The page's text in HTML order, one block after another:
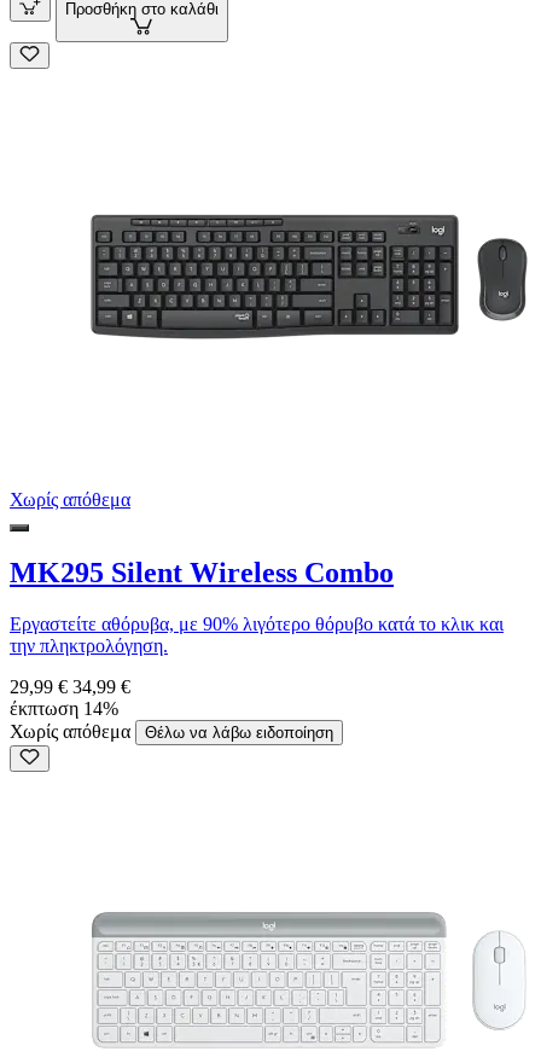
Προσθήκη στο καλάθι
Χωρίς απόθεμα
MK295 Silent Wireless Combo
Εργαστείτε αθόρυβα, με 90% λιγότερο θόρυβο κατά το κλικ και
την πληκτρολόγηση.
29,99 € 34,99 €
έκπτωση 14%
Χωρίς απόθεμα
Θέλω να λάβω ειδοποίηση